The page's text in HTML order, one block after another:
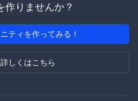
作りませんか？
ティを作ってみる！
詳しくはこちら